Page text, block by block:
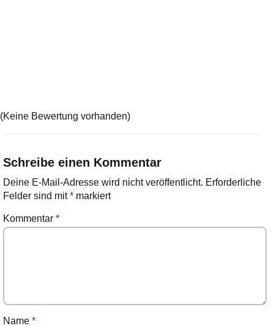
(Keine Bewertung vorhanden)
Schreibe einen Kommentar
Deine E-Mail-Adresse wird nicht veröffentlicht. Erforderliche
Felder sind mit*markiert
Kommentar *
Name *